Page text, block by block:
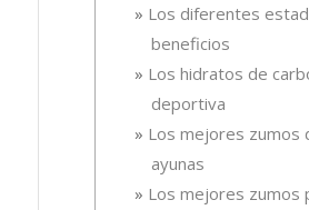
Los diferentes
beneficios
Los hidratos de
deportiva
Los mejores zumos
ayunas
Los mejores zumos